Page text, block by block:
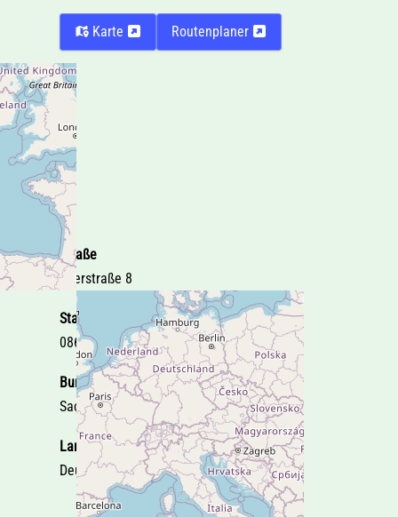
Karte Routenplaner
Straße
Egerstraße 8
Stadt
08606 Oelsnitz i.V.
Bundesland
Sachsen
Land
Deutschland